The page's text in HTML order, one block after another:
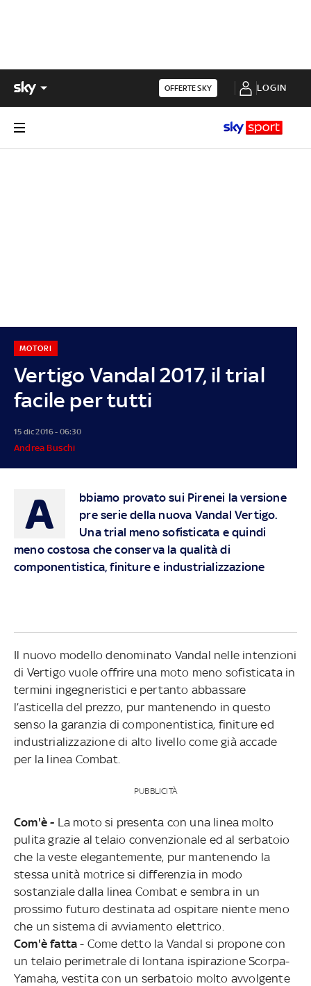
OFFERTE SKY LOGIN
Vertigo Vandal 2017, il trial
facile per tutti
MOTORI
15 dic 2016 - 06:30
Andrea Buschi
A
bbiamo provato sui Pirenei la versione
pre serie della nuova Vandal Vertigo.
Una trial meno sofisticata e quindi
meno costosa che conserva la qualità di
componentistica, finiture e industrializzazione
Il nuovo modello denominato Vandal nelle intenzioni
di Vertigo vuole offrire una moto meno sofisticata in
termini ingegneristici e pertanto abbassare
l’asticella del prezzo, pur mantenendo in questo
senso la garanzia di componentistica, finiture ed
industrializzazione di alto livello come già accade
per la linea Combat.
PUBBLICITÀ
Com'è - La moto si presenta con una linea molto
pulita grazie al telaio convenzionale ed al serbatoio
che la veste elegantemente, pur mantenendo la
stessa unità motrice si differenzia in modo
sostanziale dalla linea Combat e sembra in un
prossimo futuro destinata ad ospitare niente meno
che un sistema di avviamento elettrico.
Com'è fatta- Come detto la Vandal si propone con
un telaio perimetrale di lontana ispirazione Scorpa-
Yamaha, vestita con un serbatoio molto avvolgente